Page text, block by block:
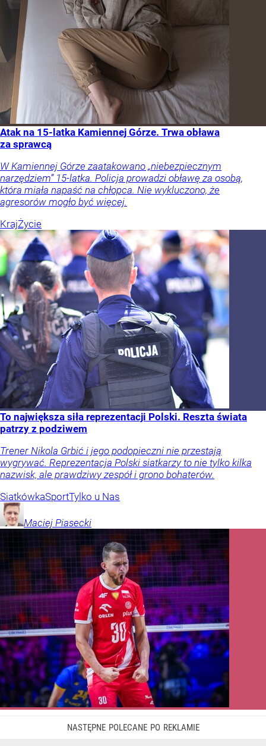
Atak na 15-latka Kamiennej Górze. Trwa obława
za sprawcą
W Kamiennej Górze zaatakowano „niebezpiecznym
narzędziem” 15-latka. Policja prowadzi obławę za osobą,
która miała napaść na chłopca. Nie wykluczono, że
agresorów mogło być więcej.
KrajŻycie
To największa siła reprezentacji Polski. Reszta świata
patrzy z podziwem
Trener Nikola Grbić i jego podopieczni nie przestają
wygrywać. Reprezentacja Polski siatkarzy to nie tylko kilka
nazwisk, ale prawdziwy zespół i grono bohaterów.
SiatkówkaSportTylko u Nas
Maciej Piasecki